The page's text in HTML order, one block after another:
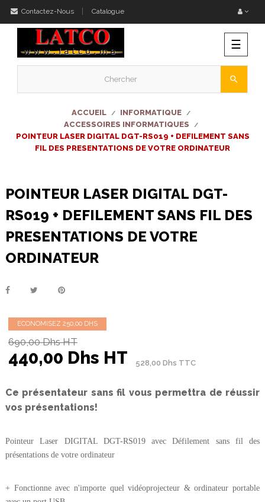
Contactez-Nous Catalogue
la
☰
search
ACCUEIL
INFORMATIQUE
ACCESSOIRES INFORMATIQUES
POINTEUR LASER DIGITAL DGT-RS019 + DEFILEMENT SANS
FIL DES PRESENTATIONS DE VOTRE ORDINATEUR
POINTEUR LASER DIGITAL DGT-
RS019 + DEFILEMENT SANS FIL DES
PRESENTATIONS DE VOTRE
ORDINATEUR
ECONOMISEZ 250,00 DHS
690,00 Dhs HT
440,00 Dhs HT 528,00 Dhs TTC
Ce présentateur sans fil vous permettra de réussir
vos présentations!
Pointeur Laser DIGITAL DGT-RS019 avec Défilement sans fil des
présentations de votre ordinateur
+ Fonctionne avec n'importe quel vidéoprojecteur & ordinateur portable